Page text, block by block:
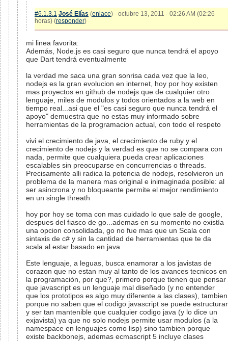
#6.1.3.1 José Elías (enlace) - octubre 13, 2011 - 02:26 AM (02:26
horas) (responder)
mi linea favorita:
Además, Node.js es casi seguro que nunca tendrá el apoyo
que Dart tendrá eventualmente
la verdad me saca una gran sonrisa cada vez que la leo,
nodejs es la gran evolucion en internet, hoy por hoy existen
mas proyectos en github de nodejs que de cualquier otro
lenguaje, miles de modulos y todos orientados a la web en
tiempo real...asi que el "es casi seguro que nunca tendrá el
apoyo" demuestra que no estas muy informado sobre
herramientas de la programacion actual, con todo el respeto
vivi el crecimiento de java, el crecimiento de ruby y el
crecimiento de nodejs y la verdad es que no se compara con
nada, permite que cualquiera pueda crear aplicaciones
escalables sin preocuparse en concurrencias o threads.
Precisamente alli radica la potencia de nodejs, resolvieron un
problema de la manera mas original e inimaginada posible: al
ser asincrona y no bloqueante permite el mejor rendimiento
en un single threath
hoy por hoy se toma con mas cuidado lo que sale de google,
despues del fiasco de go...ademas en su momento no existía
una opcion consolidada, go no fue mas que un Scala con
sintaxis de c# y sin la cantidad de herramientas que te da
scala al estar basado en java
Este lenguaje, a leguas, busca enamorar a los javistas de
corazon que no estan muy al tanto de los avances tecnicos en
la programación, por que?, primero porque tienen que pensar
que javascript es un lenguaje mal diseñado (y no entender
que los prototipos es algo muy diferente a las clases), tambien
porque no saben que el codigo javascript se puede estructurar
y ser tan mantenible que cualquier codigo java (y lo dice un
exjavista) ya que no solo nodejs permite usar modulos (a la
namespace en lenguajes como lisp) sino tambien porque
existe backbonejs, ademas ecmascript 5 incluye clases